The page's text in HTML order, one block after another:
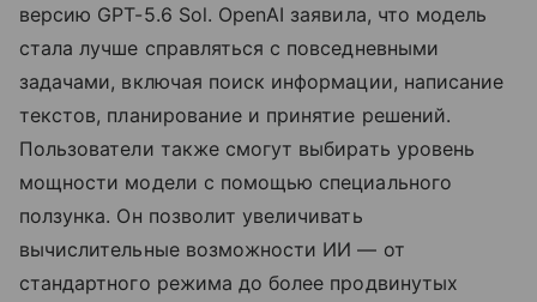
версию GPT-5.6 Sol. OpenAI заявила, что модель
стала лучше справляться с повседневными
задачами, включая поиск информации, написание
текстов, планирование и принятие решений.
Пользователи также смогут выбирать уровень
мощности модели с помощью специального
ползунка. Он позволит увеличивать
вычислительные возможности ИИ — от
стандартного режима до более продвинутых